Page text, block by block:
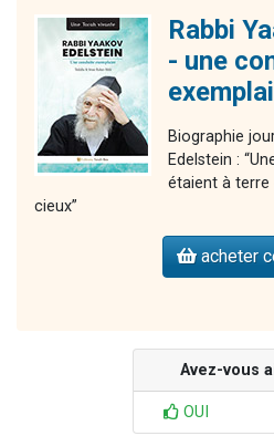
Rabbi
- une
Biographie
Edelstein :
étaient à
cieux”
acheter
Avez-vous
OUI